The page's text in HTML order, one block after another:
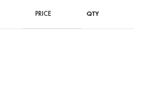
PRICE QTY